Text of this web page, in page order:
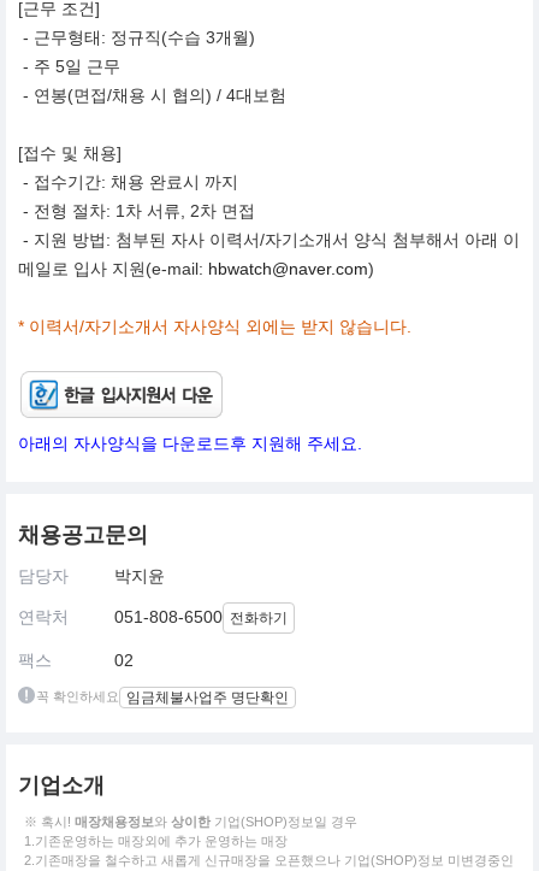
[근무 조건]
- 근무형태: 정규직(수습 3개월)
- 주 5일 근무
- 연봉(면접/채용 시 협의) / 4대보험
[접수 및 채용]
- 접수기간: 채용 완료시 까지
- 전형 절차: 1차 서류, 2차 면접
- 지원 방법: 첨부된 자사 이력서/자기소개서 양식 첨부해서 아래 이
메일로 입사 지원(e-mail: hbwatch@naver.com)
* 이력서/자기소개서 자사양식 외에는 받지 않습니다.
아래의 자사양식을 다운로드후 지원해 주세요.
채용공고문의
담당자 박지윤
연락처 051-808-6500 전화하기
팩스 02
꼭 확인하세요 임금체불사업주 명단확인
기업소개
※ 혹시! 매장채용정보와 상이한 기업(SHOP)정보일 경우
1.기존운영하는 매장외에 추가 운영하는 매장
2.기존매장을 철수하고 새롭게 신규매장을 오픈했으나 기업(SHOP)정보 미변경중인